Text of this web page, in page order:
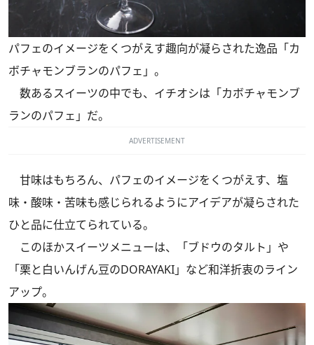
パフェのイメージをくつがえす趣向が凝らされた逸品「カ
ボチャモンブランのパフェ」。
数あるスイーツの中でも、イチオシは「カボチャモンブ
ランのパフェ」だ。
ADVERTISEMENT
甘味はもちろん、パフェのイメージをくつがえす、塩
味・酸味・苦味も感じられるようにアイデアが凝らされた
ひと品に仕立てられている。
このほかスイーツメニューは、「ブドウのタルト」や
「栗と白いんげん豆のDORAYAKI」など和洋折衷のライン
アップ。